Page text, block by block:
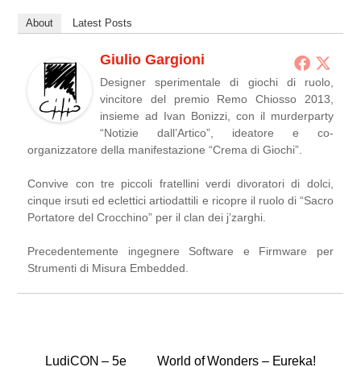
About Latest Posts
Giulio Gargioni
Designer sperimentale di giochi di ruolo,
vincitore del premio Remo Chiosso 2013,
insieme ad Ivan Bonizzi, con il murderparty
“Notizie dall’Artico”, ideatore e co-
organizzatore della manifestazione “Crema di Giochi”.
Convive con tre piccoli fratellini verdi divoratori di dolci,
cinque irsuti ed eclettici artiodattili e ricopre il ruolo di “Sacro
Portatore del Crocchino” per il clan dei j’zarghi.
Precedentemente ingegnere Software e Firmware per
Strumenti di Misura Embedded.
LudiCON – 5e World of Wonders – Eureka!